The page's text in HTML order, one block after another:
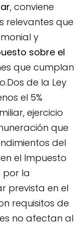
, conviene
relevantes que
y
sobre el
que cumplan
de la Ley
el 5%
ejercicio
que
del
en el Impuesto
por la
prevista en el
requisitos de
no afectan al